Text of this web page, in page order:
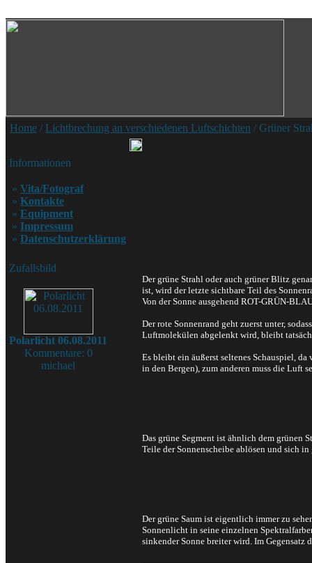
Home / Lichtbrechung an verschiedenen Luftschichten / Grüner
Informationen
» Vita/Fotograf
» Kontakte
» Equipment
» Impressum
» Datenschutzerklärung
Zufallsbild
Polarlicht 06.08.2011
Kommentare: 0
michael
Der grüne Strahl oder auch grüner Blitz
ist, wird der letzte sichtbare Teil des
Von der Sonne ausgehend ROT-GRÜN-
Der rote Sonnenrand geht zuerst unter,
Luftmolekülen abgelenkt wird, bleibt
Es bleibt ein äußerst seltenes Schauspiel,
in den Bergen), zum anderen muss die Luft
Das grüne Segment ist ähnlich dem grünen
Teile der Sonnenscheibe ablösen und sich
Der grüne Saum ist eigentlich immer zu
Sonnenlicht in seine einzelnen
sinkender Sonne breiter wird. Im Gegensatz